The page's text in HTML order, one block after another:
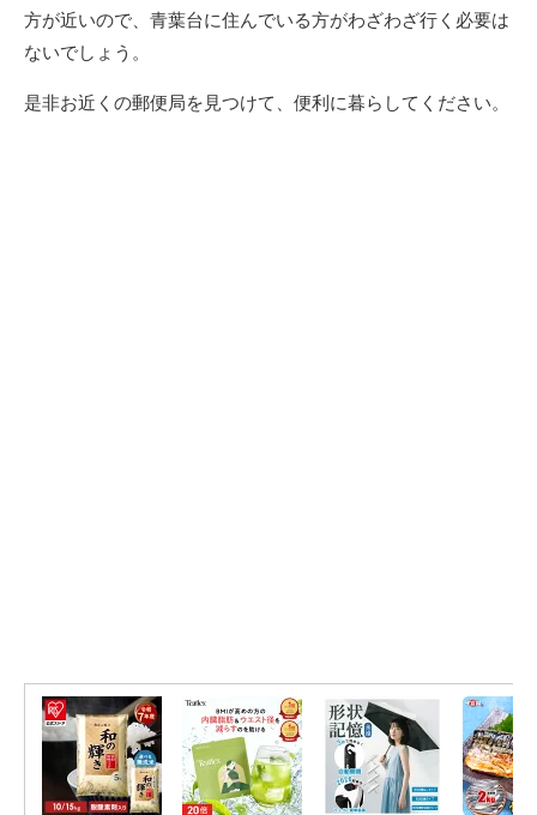
方が近いので、青葉台に住んでいる方がわざわざ行く必要は
ないでしょう。
是非お近くの郵便局を見つけて、便利に暮らしてください。